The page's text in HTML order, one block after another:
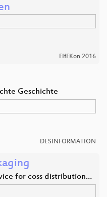
FIfFKon 2016
Geschichte
DESINFORMATION
for coss distribution…